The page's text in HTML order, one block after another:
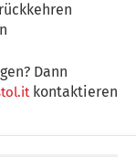
Dann
kontaktieren